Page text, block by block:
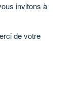
invitons à
de votre